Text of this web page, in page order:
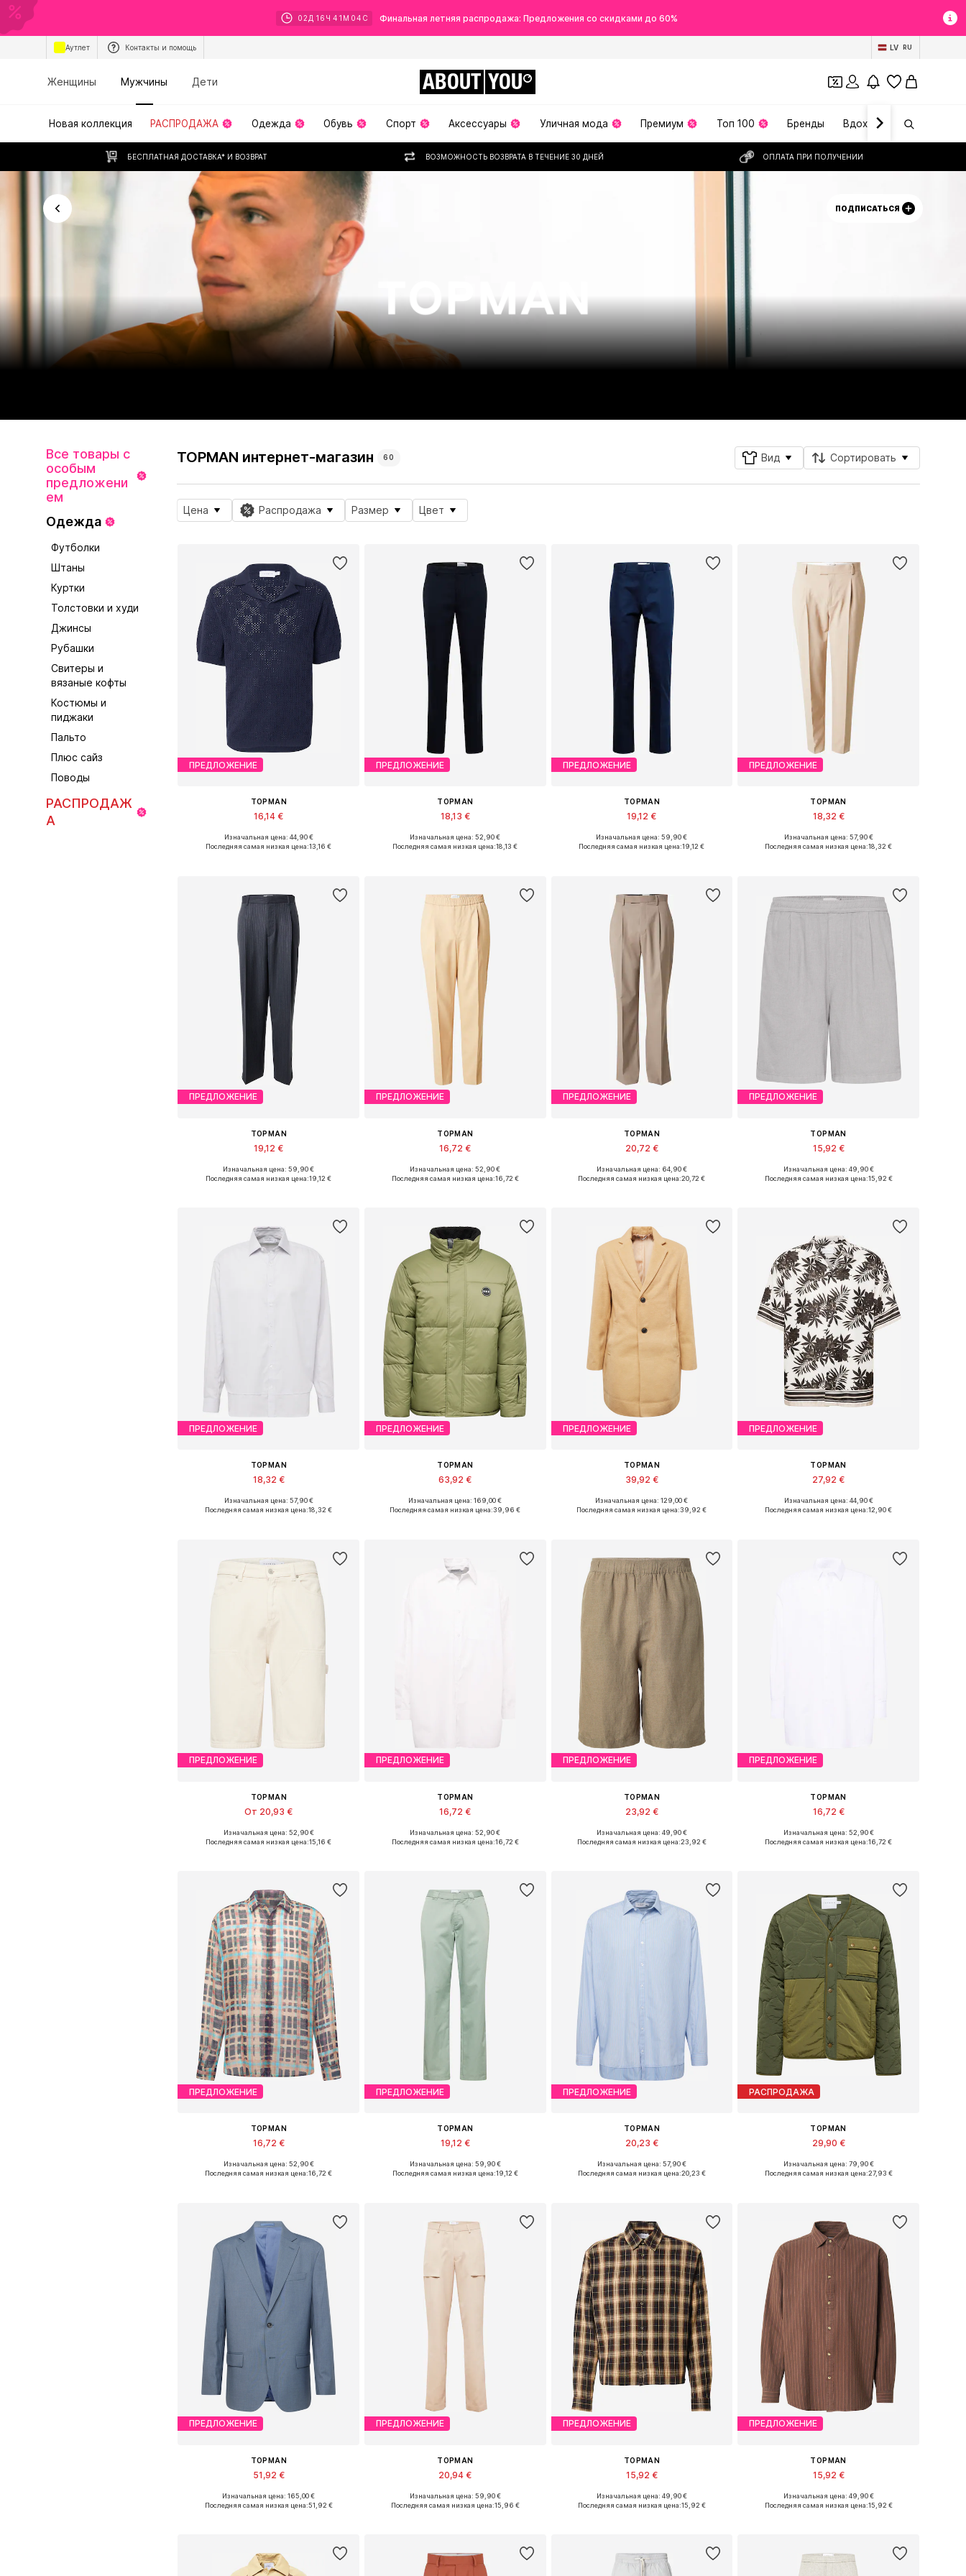
02 Д 16 Ч 41 М 02 С Финальная летняя распродажа: Предложения со скидками до 60%
Аутлет Контакты и помощь LV RU
Женщины Мужчины Дети ABOUT YOU
Новая коллекция РАСПРОДАЖА Одежда Обувь Спорт Аксессуары Уличная мода Премиум Топ 100 Бренды Вдохновение
БЕСПЛАТНАЯ ДОСТАВКА* И ВОЗВРАТ ВОЗМОЖНОСТЬ ВОЗВРАТА В ТЕЧЕНИЕ 30 ДНЕЙ ОПЛАТА ПРИ ПОЛУЧЕНИИ
ПОДПИСАТЬСЯ
Все товары с
особым
предложени
ем
Одежда
Футболки
Штаны
Куртки
Толстовки и худи
Джинсы
Рубашки
Свитеры и
вязаные кофты
Костюмы и
пиджаки
Пальто
Плюс сайз
Поводы
РАСПРОДАЖ
А
TOPMAN интернет-магазин 60 Вид Сортировать
Цена Распродажа Размер Цвет
ПРЕДЛОЖЕНИЕ
TOPMAN
16,14 €
Доступные размеры: XS, S, M, L, XL
Изначальная цена: 44,90 €
Последняя самая низкая цена:13,16 €
ПРЕДЛОЖЕНИЕ
TOPMAN
18,13 €
Доступные размеры: 44 x Обычный
Изначальная цена: 52,90 €
Последняя самая низкая цена:18,13 €
ПРЕДЛОЖЕНИЕ
TOPMAN
19,12 €
Изначальная цена: 59,90 €
Последняя самая низкая цена:19,12 €
ПРЕДЛОЖЕНИЕ
TOPMAN
18,32 €
Доступные размеры: 40-42 x Обычный
Изначальная цена: 57,90 €
Последняя самая низкая цена:18,32 €
ПРЕДЛОЖЕНИЕ
TOPMAN
19,12 €
Доступные размеры: 32-34 x Обычный
Изначальная цена: 59,90 €
Последняя самая низкая цена:19,12 €
ПРЕДЛОЖЕНИЕ
TOPMAN
16,72 €
Изначальная цена: 52,90 €
Последняя самая низкая цена:16,72 €
ПРЕДЛОЖЕНИЕ
TOPMAN
20,72 €
Доступные размеры: 46 x Обычный
Изначальная цена: 64,90 €
Последняя самая низкая цена:20,72 €
ПРЕДЛОЖЕНИЕ
TOPMAN
15,92 €
Изначальная цена: 49,90 €
Последняя самая низкая цена:15,92 €
ПРЕДЛОЖЕНИЕ
TOPMAN
18,32 €
Доступные размеры: S, M, L, XL
Изначальная цена: 57,90 €
Последняя самая низкая цена:18,32 €
ПРЕДЛОЖЕНИЕ
TOPMAN
63,92 €
Доступные размеры: XS, S, M, L
Изначальная цена: 169,00 €
Последняя самая низкая цена:39,96 €
ПРЕДЛОЖЕНИЕ
TOPMAN
39,92 €
Доступные размеры: S, M, L
Изначальная цена: 129,00 €
Последняя самая низкая цена:39,92 €
ПРЕДЛОЖЕНИЕ
TOPMAN
27,92 €
Доступные размеры: XS, S, M, L
Изначальная цена: 44,90 €
Последняя самая низкая цена:12,90 €
ПРЕДЛОЖЕНИЕ
TOPMAN
От 20,93 €
Изначальная цена: 52,90 €
Последняя самая низкая цена:15,16 €
ПРЕДЛОЖЕНИЕ
TOPMAN
16,72 €
Доступные размеры: XS, S, M, L
Изначальная цена: 52,90 €
Последняя самая низкая цена:16,72 €
ПРЕДЛОЖЕНИЕ
TOPMAN
23,92 €
Доступные размеры: 29-30, 31-32, 33
Изначальная цена: 49,90 €
Последняя самая низкая цена:23,92 €
ПРЕДЛОЖЕНИЕ
TOPMAN
16,72 €
Доступные размеры: M, L
Изначальная цена: 52,90 €
Последняя самая низкая цена:16,72 €
ПРЕДЛОЖЕНИЕ
TOPMAN
16,72 €
Доступные размеры: M, L
Изначальная цена: 52,90 €
Последняя самая низкая цена:16,72 €
ПРЕДЛОЖЕНИЕ
TOPMAN
19,12 €
Изначальная цена: 59,90 €
Последняя самая низкая цена:19,12 €
ПРЕДЛОЖЕНИЕ
TOPMAN
20,23 €
Доступные размеры: S, M, L
Изначальная цена: 57,90 €
Последняя самая низкая цена:20,23 €
РАСПРОДАЖА
TOPMAN
29,90 €
Доступные размеры: XS, S, M, L
Изначальная цена: 79,90 €
Последняя самая низкая цена:27,93 €
ПРЕДЛОЖЕНИЕ
TOPMAN
51,92 €
Доступные размеры: 46, 48, 50, 52
Изначальная цена: 165,00 €
Последняя самая низкая цена:51,92 €
ПРЕДЛОЖЕНИЕ
TOPMAN
20,94 €
Изначальная цена: 59,90 €
Последняя самая низкая цена:15,96 €
ПРЕДЛОЖЕНИЕ
TOPMAN
15,92 €
Доступные размеры: M, XL
Изначальная цена: 49,90 €
Последняя самая низкая цена:15,92 €
ПРЕДЛОЖЕНИЕ
TOPMAN
15,92 €
Доступные размеры: S
Изначальная цена: 49,90 €
Последняя самая низкая цена:15,92 €